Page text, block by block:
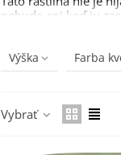
nebude ani keď ju
Výška Farba
Vybrať